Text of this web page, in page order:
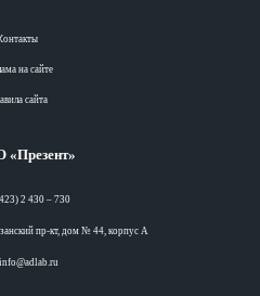
на сайте
сайта
2 430 – 730
пр-кт, дом № 44, корпус А
info@adlab.ru